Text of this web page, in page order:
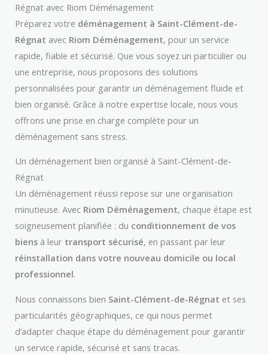
Régnat avec Riom Déménagement
Préparez votre déménagement à Saint-Clément-de-
Régnat avec Riom Déménagement, pour un service
rapide, fiable et sécurisé. Que vous soyez un particulier ou
une entreprise, nous proposons des solutions
personnalisées pour garantir un déménagement fluide et
bien organisé. Grâce à notre expertise locale, nous vous
offrons une prise en charge complète pour un
déménagement sans stress.
Un déménagement bien organisé à Saint-Clément-de-
Régnat
Un déménagement réussi repose sur une organisation
minutieuse. Avec Riom Déménagement, chaque étape est
soigneusement planifiée : du conditionnement de vos
biens à leur transport sécurisé, en passant par leur
réinstallation dans votre nouveau domicile ou local
professionnel.
Nous connaissons bien Saint-Clément-de-Régnat et ses
particularités géographiques, ce qui nous permet
d’adapter chaque étape du déménagement pour garantir
un service rapide, sécurisé et sans tracas.